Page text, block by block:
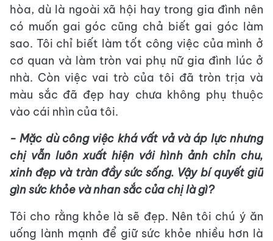
hòa, dù là ngoài xã hội hay trong gia đình nên
có muốn gai góc cũng chả biết gai góc làm
sao. Tôi chỉ biết làm tốt công việc của mình ở
cơ quan và làm tròn vai phụ nữ gia đình lúc ở
nhà. Còn việc vai trò của tôi đã tròn trịa và
màu sắc đã đẹp hay chưa không phụ thuộc
vào cái nhìn của tôi.
- Mặc dù công việc khá vất vả và áp lực nhưng
chị vẫn luôn xuất hiện với hình ảnh chỉn chu,
xinh đẹp và tràn đầy sức sống. Vậy bí quyết giữ
gìn sức khỏe và nhan sắc của chị là gì?
Tôi cho rằng khỏe là sẽ đẹp. Nên tôi chú ý ăn
uống lành mạnh để giữ sức khỏe nhiều hơn là